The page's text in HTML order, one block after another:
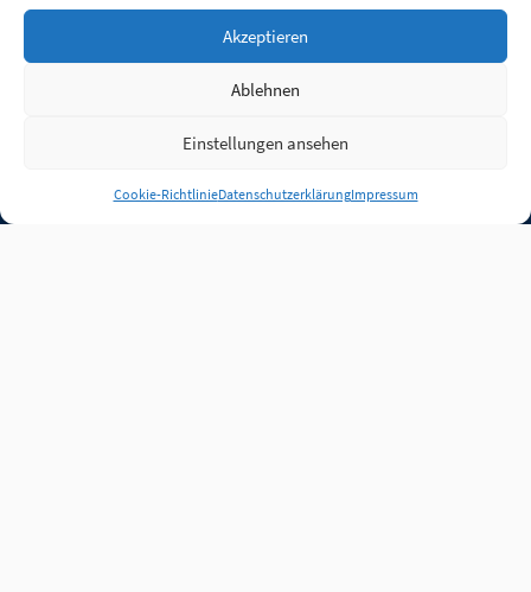
Akzeptieren
Ablehnen
Einstellungen ansehen
Cookie-RichtlinieDatenschutzerklärungImpressum
Anmelden
Jobs Partner FAQ Quellen